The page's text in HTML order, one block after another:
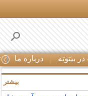
در بیتوته درباره ما
بیشتر